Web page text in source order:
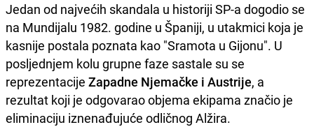
Jedan od najvećih skandala u historiji SP-a dogodio se
na Mundijalu 1982. godine u Španiji, u utakmici koja je
kasnije postala poznata kao "Sramota u Gijonu". U
posljednjem kolu grupne faze sastale su se
reprezentacije Zapadne Njemačke i Austrije, a
rezultat koji je odgovarao objema ekipama značio je
eliminaciju iznenađujuće odličnog Alžira.